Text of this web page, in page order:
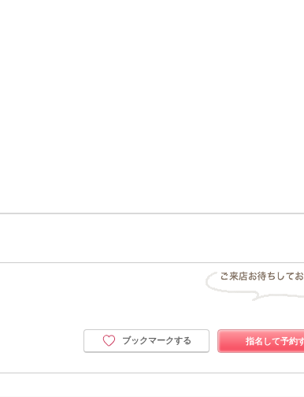
指名して予約
ブックマークする